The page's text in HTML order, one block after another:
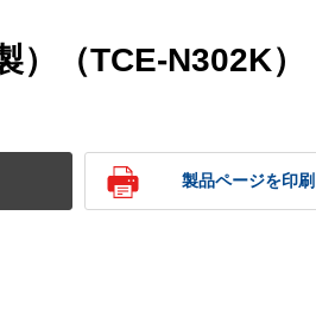
）（TCE-N302K）
製品ページを印刷